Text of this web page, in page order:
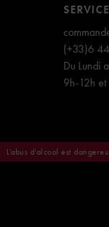
(+33)6
Du Lundi
9h-12h
L’abus d’alcool est